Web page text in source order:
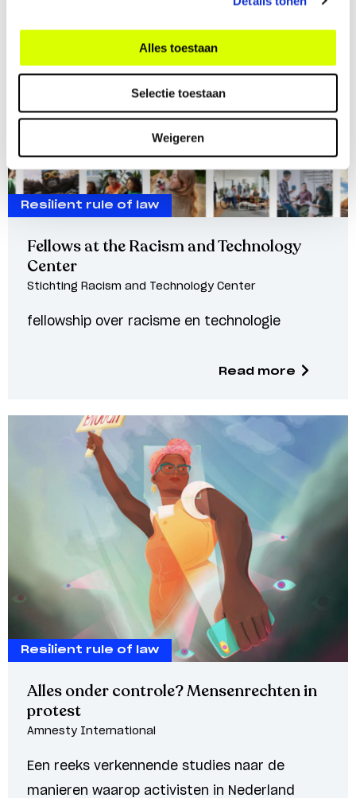
Alles toestaan
Selectie toestaan
Weigeren
Resilient rule of law
Fellows at the Racism and Technology
Center
Stichting Racism and Technology Center
fellowship over racisme en technologie
Read more
Resilient rule of law
Alles onder controle? Mensenrechten in
protest
Amnesty International
Een reeks verkennende studies naar de
manieren waarop activisten in Nederland